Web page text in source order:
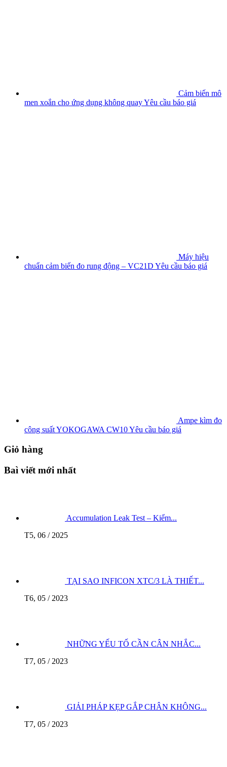
Cảm biến mô
men xoắn cho ứng dụng không quayYêu cầu báo giá
Máy hiệu
chuẩn cảm biến đo rung động – VC21D Yêu cầu báo giá
Ampe kìm đo
công suất YOKOGAWA CW10Yêu cầu báo giá
Giỏ hàng
Baì viết mới nhất
Accumulation Leak Test – Kiểm...
T5, 06 / 2025
TẠI SAO INFICON XTC/3 LÀ THIẾT...
T6, 05 / 2023
NHỮNG YẾU TỐ CẦN CÂN NHẮC...
T7, 05 / 2023
GIẢI PHÁP KẸP GẮP CHÂN KHÔNG...
T7, 05 / 2023